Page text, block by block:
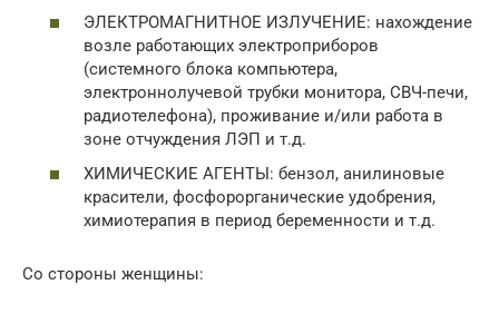
ЭЛЕКТРОМАГНИТНОЕ ИЗЛУЧЕНИЕ: нахождение
возле работающих электроприборов
(системного блока компьютера,
электроннолучевой трубки монитора, СВЧ-печи,
радиотелефона), проживание и/или работа в
зоне отчуждения ЛЭП и т.д.
ХИМИЧЕСКИЕ АГЕНТЫ: бензол, анилиновые
красители, фосфорорганические удобрения,
химиотерапия в период беременности и т.д.
Со стороны женщины: